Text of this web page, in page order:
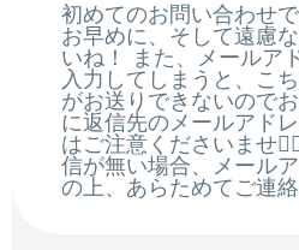
初めてのお問い合わせ
お早めに、そして遠慮
いね！ また、メールア
入力してしまうと、こ
がお送りできないので
に返信先のメールアド
はご注意くださいませ
信が無い場合、メール
の上、あらためてご連